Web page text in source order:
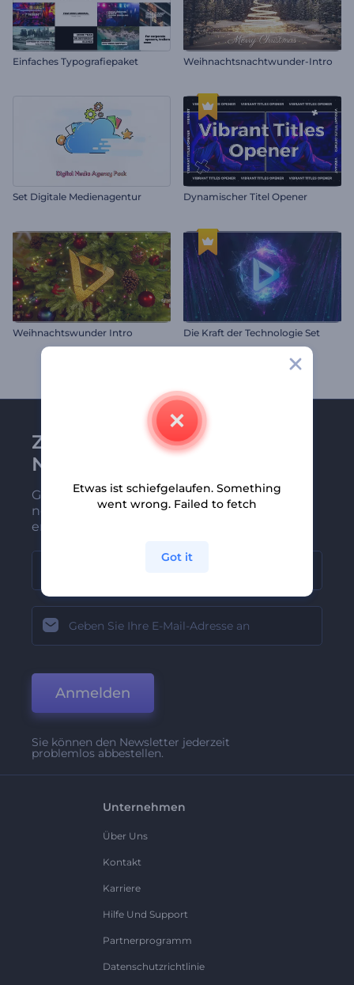
Einfaches Typografiepaket Weihnachtsnachtwunder-Intro
Set Digitale Medienagentur Dynamischer Titel Opener
Weihnachtswunder Intro Die Kraft der Technologie Set
Zu Renderforest-
Newsletter anmelden
Gehören Sie zu den Ersten, die unsere
neuesten Nachrichten und Angebote
erhalten
Anmelden
Sie können den Newsletter jederzeit
problemlos abbestellen.
Unternehmen
Über Uns
Kontakt
Karriere
Hilfe Und Support
Partnerprogramm
Datenschutzrichtlinie
Etwas ist schiefgelaufen. Something
went wrong. Failed to fetch
Got it